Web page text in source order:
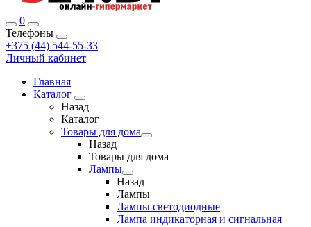
0
Телефоны
+375 (44) 544-55-33
Личный кабинет
Главная
Каталог
Назад
Каталог
Товары для дома
Назад
Товары для дома
Лампы
Назад
Лампы
Лампы светодиодные
Лампа индикаторная и сигнальная